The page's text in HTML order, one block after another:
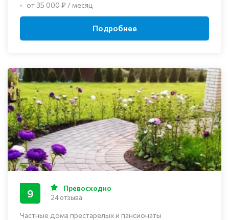
от 35 000 ₽ / месяц
Подробнее
Частные дома престарелых и пансионаты
9 Превосходно
24 отзыва